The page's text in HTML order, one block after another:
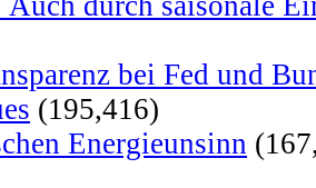
bei Fed und
(195,416)
Energieunsinn